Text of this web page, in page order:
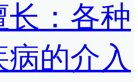
长：各种
病的介入